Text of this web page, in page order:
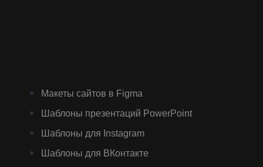
Макеты сайтов в Figma
Шаблоны презентаций PowerPoint
Шаблоны для Instagram
Шаблоны для ВКонтакте